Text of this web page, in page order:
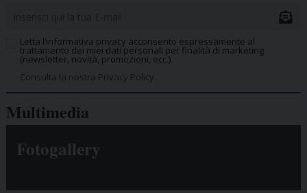
Letta l’informativa privacy acconsento espressamente al
trattamento dei miei dati personali per finalità di marketing
(newsletter, novità, promozioni, ecc.).
Consulta la nostra Privacy Policy.
Multimedia
Fotogallery